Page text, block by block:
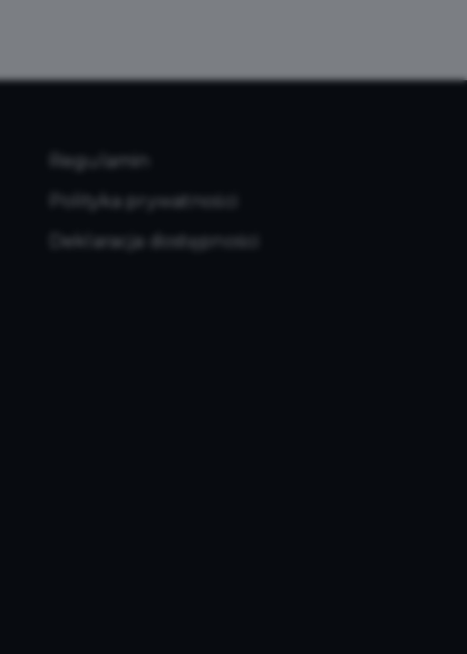
Regulamin
Polityka prywatności
Deklaracja dostępności